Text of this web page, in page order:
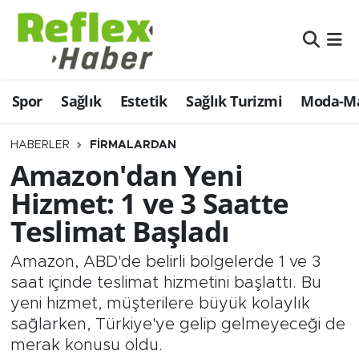
Spor Sağlık Estetik Sağlık Turizmi Moda-
HABERLER FIRMALARDAN
Amazon'dan Yeni
Hizmet: 1 ve 3 Saatte
Teslimat Başladı
Amazon, ABD'de belirli bölgelerde 1 ve 3
saat içinde teslimat hizmetini başlattı. Bu
yeni hizmet, müşterilere büyük kolaylık
sağlarken, Türkiye'ye gelip gelmeyeceği de
merak konusu oldu.
Eğitim
Estetik
Firmalardan
Güncel
İş ve Ekonomi
Moda-Magazin-Eğlence
Sağlık
Sağlık Turizmi
Nöbetçi Eczaneler
Hava Durumu
Namaz Vakitleri
Trafik Durumu
Şampiyonlar Ligi Puan Durumu ve Fikstür
Tüm Manşetler
Son Dakika Haberleri
Haber Arşivi